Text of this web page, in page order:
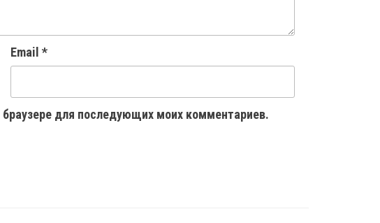
Email *
для последующих моих комментариев.